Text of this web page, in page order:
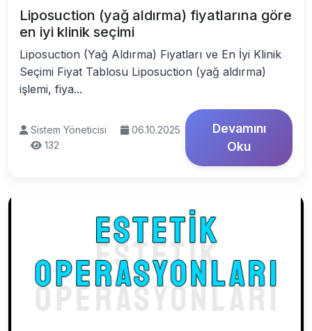
Liposuction (yağ aldırma) fiyatlarına göre
en iyi klinik seçimi
Liposuction (Yağ Aldırma) Fiyatları ve En İyi Klinik
Seçimi Fiyat Tablosu Liposuction (yağ aldırma)
işlemi, fiya...
Sistem Yöneticisi
06.10.2025
132
Devamını
Oku